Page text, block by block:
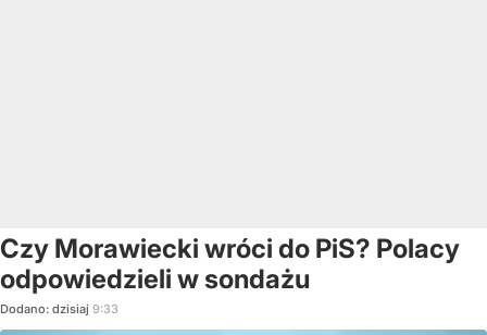
Czy Morawiecki wróci do PiS? Polacy
odpowiedzieli w sondażu
Dodano: dzisiaj 9:33